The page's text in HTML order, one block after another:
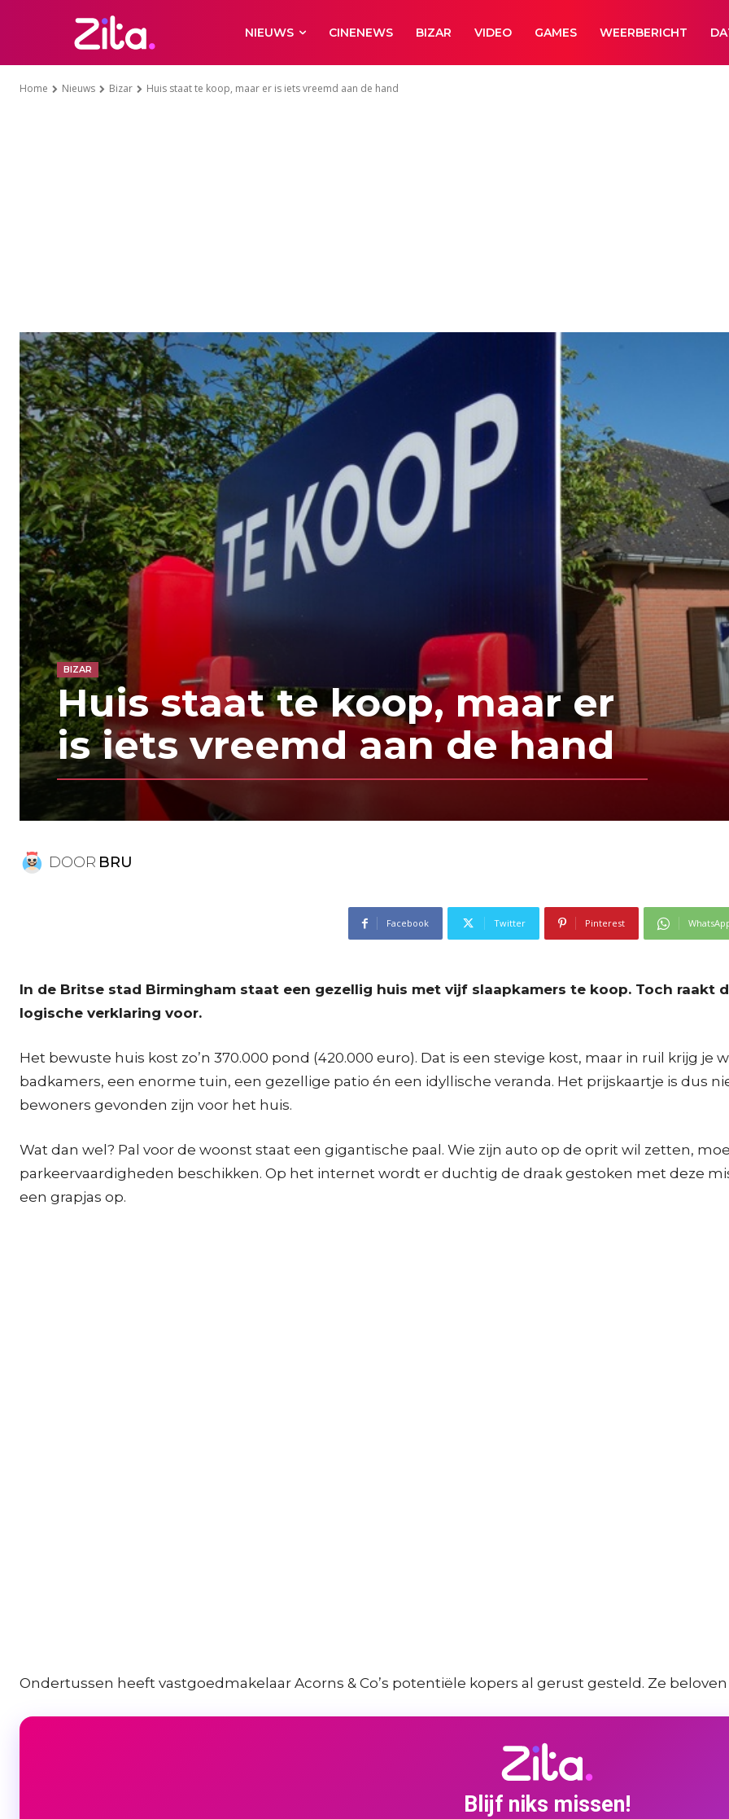
NIEUWS CINENEWS BIZAR VIDEO GAMES WEERBERICHT
Home Nieuws Bizar Huis staat te koop, maar er is iets vreemd aan de hand
BIZAR
Huis staat te koop, maar er
is iets vreemd aan de hand
DOOR BRU
Facebook Twitter Pinterest
In de Britse stad Birmingham staat een gezellig huis met vijf slaapkamers te koop. Toch raakt
logische verklaring voor.
Het bewuste huis kost zo’n 370.000 pond (420.000 euro). Dat is een stevige kost, maar in ruil krijg je
badkamers, een enorme tuin, een gezellige patio én een idyllische veranda. Het prijskaartje is dus
bewoners gevonden zijn voor het huis.
Wat dan wel? Pal voor de woonst staat een gigantische paal. Wie zijn auto op de oprit wil zetten,
parkeervaardigheden beschikken. Op het internet wordt er duchtig de draak gestoken met deze
een grapjas op.
Ondertussen heeft vastgoedmakelaar Acorns & Co’s potentiële kopers al gerust gesteld. Ze
Blijf niks missen!